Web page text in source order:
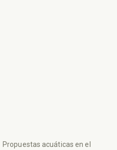
Propuestas acuáticas en el